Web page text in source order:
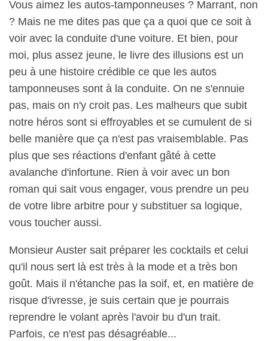
Vous aimez les autos-tamponneuses ? Marrant, non
? Mais ne me dites pas que ça a quoi que ce soit à
voir avec la conduite d'une voiture. Et bien, pour
moi, plus assez jeune, le livre des illusions est un
peu à une histoire crédible ce que les autos
tamponneuses sont à la conduite. On ne s'ennuie
pas, mais on n'y croit pas. Les malheurs que subit
notre héros sont si effroyables et se cumulent de si
belle manière que ça n'est pas vraisemblable. Pas
plus que ses réactions d'enfant gâté à cette
avalanche d'infortune. Rien à voir avec un bon
roman qui sait vous engager, vous prendre un peu
de votre libre arbitre pour y substituer sa logique,
vous toucher aussi.
Monsieur Auster sait préparer les cocktails et celui
qu'il nous sert là est très à la mode et a très bon
goût. Mais il n'étanche pas la soif, et, en matière de
risque d'ivresse, je suis certain que je pourrais
reprendre le volant après l'avoir bu d'un trait.
Parfois, ce n'est pas désagréable...